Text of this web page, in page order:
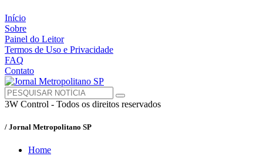
Início
Sobre
Painel do Leitor
Termos de Uso e Privacidade
FAQ
Contato
3W Control - Todos os direitos reservados
/ Jornal Metropolitano SP
Home